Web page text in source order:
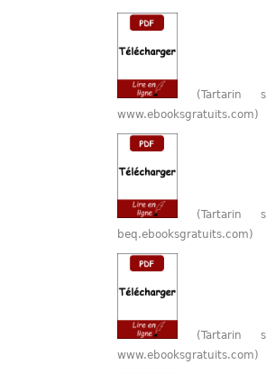
(Tartarin
www.ebooksgratuits.com)
(Tartarin
beq.ebooksgratuits.com)
(Tartarin
www.ebooksgratuits.com)